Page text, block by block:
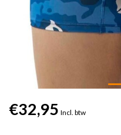
€32,95 Incl. btw